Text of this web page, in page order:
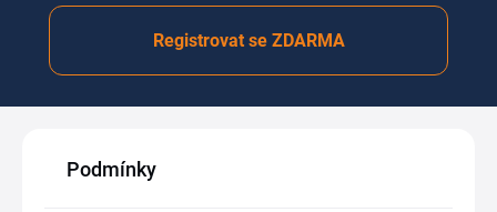
Registrovat se ZDARMA
Podmínky